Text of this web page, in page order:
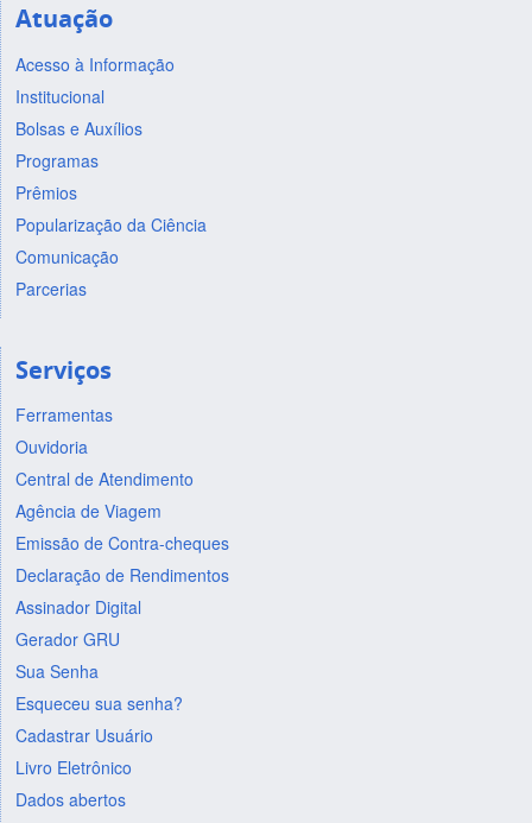
Atuação
Acesso à Informação
Institucional
Bolsas e Auxílios
Programas
Prêmios
Popularização da Ciência
Comunicação
Parcerias
Serviços
Ferramentas
Ouvidoria
Central de Atendimento
Agência de Viagem
Emissão de Contra-cheques
Declaração de Rendimentos
Assinador Digital
Gerador GRU
Sua Senha
Esqueceu sua senha?
Cadastrar Usuário
Livro Eletrônico
Dados abertos